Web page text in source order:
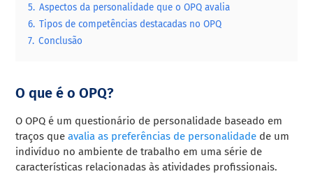
5. Aspectos da personalidade que o OPQ avalia
6. Tipos de competências destacadas no OPQ
7. Conclusão
O que é o OPQ?
O OPQ é um questionário de personalidade baseado em
traços queavalia as preferências de personalidade de um
indivíduo no ambiente de trabalho em uma série de
características relacionadas às atividades profissionais.